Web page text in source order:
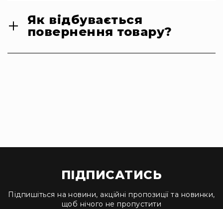
Як відбувається
повернення товару?
ПІДПИСАТИСЬ
Підпишіться на новини, акційні пропозиції та новинки,
щоб нічого не пропустити